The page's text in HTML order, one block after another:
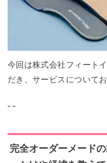
今回は株式会社フィート
だき、サービスについて
" "
完全オーダーメード